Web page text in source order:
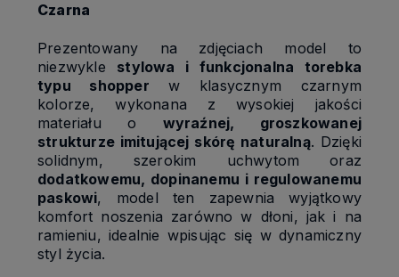
Czarna
Prezentowany na zdjęciach model to
niezwykle stylowa i funkcjonalna torebka
typu shopper w klasycznym czarnym
kolorze, wykonana z wysokiej jakości
materiału o wyraźnej, groszkowanej
strukturze imitującej skórę naturalną. Dzięki
solidnym, szerokim uchwytom oraz
dodatkowemu, dopinanemu i regulowanemu
paskowi, model ten zapewnia wyjątkowy
komfort noszenia zarówno w dłoni, jak i na
ramieniu, idealnie wpisując się w dynamiczny
styl życia.